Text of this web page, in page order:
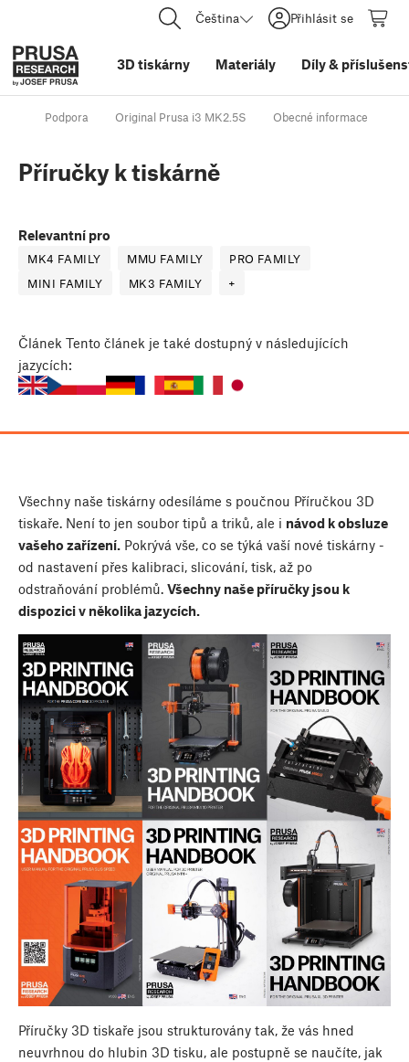
Čeština Přihlásit se
3D tiskárny Materiály Díly&
Podpora Original Prusa i3 MK2.5S Obecné informace
Příručky k tiskárně
Relevantní pro
MK4 FAMILY MMU FAMILY
PRO FAMILY
MINI FAMILY
MK3 FAMILY +
Článek Tento článek je také dostupný v následujících
jazycích:
Všechny naše tiskárny odesíláme s poučnou Příručkou 3D
tiskaře. Není to jen soubor tipů a triků, ale i návod k obsluze
vašeho zařízení. Pokrývá vše, co se týká vaší nové tiskárny -
od nastavení přes kalibraci, slicování, tisk, až po
odstraňování problémů. Všechny naše příručky jsou k
dispozici v několika jazycích.
Příručky 3D tiskaře jsou strukturovány tak, že vás hned
neuvrhnou do hlubin 3D tisku, ale postupně se naučíte, jak